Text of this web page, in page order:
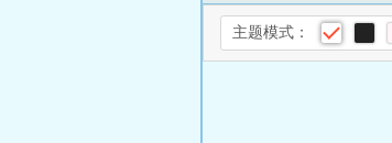
主题模式：